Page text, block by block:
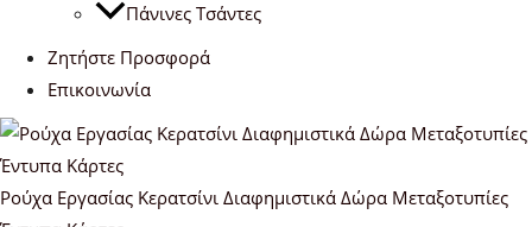
Πάνινες Τσάντες
Ζητήστε Προσφορά
Επικοινωνία
Ρούχα Εργασίας Κερατσίνι Διαφημιστικά Δώρα Μεταξοτυπίες